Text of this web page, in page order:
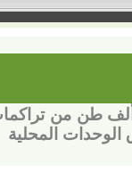
: رفع ما يزيد عن ( 35)
المحلية